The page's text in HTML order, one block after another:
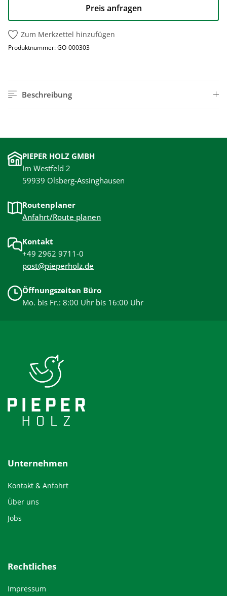
Preis anfragen
Zum Merkzettel hinzufügen
Produktnummer:GO-000303
Beschreibung
PIEPER HOLZ GMBH
Im Westfeld 2
59939 Olsberg-Assinghausen
Routenplaner
Anfahrt/Route planen
Kontakt
+49 2962 9711-0
post@pieperholz.de
Öffnungszeiten Büro
Mo. bis Fr.: 8:00 Uhr bis 16:00 Uhr
Unternehmen
Kontakt & Anfahrt
Über uns
Jobs
Rechtliches
Impressum